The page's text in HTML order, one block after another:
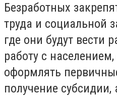
Безработных
труда и социальной
где они будут вести
работу с
оформлять
получение субсидии,